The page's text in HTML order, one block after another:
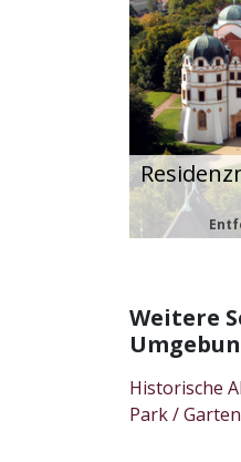
Weitere
Historische
Park / Garten